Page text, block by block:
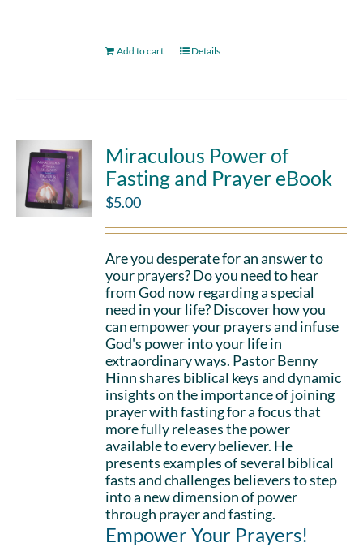
Add to cart Details
Miraculous Power of
Fasting and Prayer eBook
$5.00
Are you desperate for an answer to
your prayers? Do you need to hear
from God now regarding a special
need in your life? Discover how you
can empower your prayers and infuse
God's power into your life in
extraordinary ways. Pastor Benny
Hinn shares biblical keys and dynamic
insights on the importance of joining
prayer with fasting for a focus that
more fully releases the power
available to every believer. He
presents examples of several biblical
fasts and challenges believers to step
into a new dimension of power
through prayer and fasting.
Empower Your Prayers!